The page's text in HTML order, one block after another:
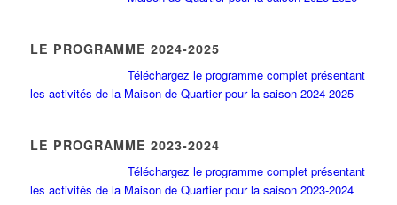
LE PROGRAMME 2024-2025
Téléchargez le programme complet présentant
les activités de la Maison de Quartier pour la saison 2024-2025
LE PROGRAMME 2023-2024
Téléchargez le programme complet présentant
les activités de la Maison de Quartier pour la saison 2023-2024